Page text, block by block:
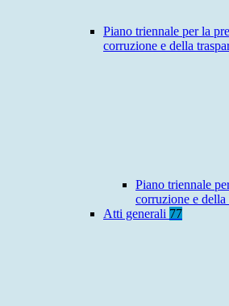
Piano triennale per la
corruzione e della
Piano triennale
corruzione e
Atti generali 77